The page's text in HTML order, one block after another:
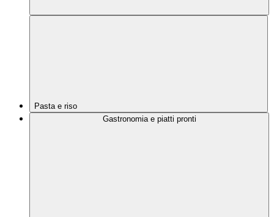
Pasta e riso
Gastronomia e piatti pronti